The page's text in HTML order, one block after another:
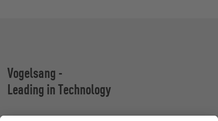
Vogelsang -
Leading in Technology